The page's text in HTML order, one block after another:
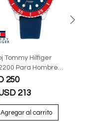
Tommy Hilfiger
Para Hombre
Azul
250
213